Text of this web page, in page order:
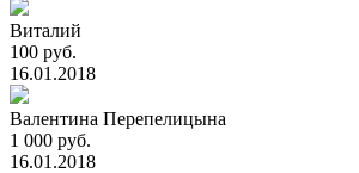
Виталий
100 руб.
16.01.2018
Валентина Перепелицына
1 000 руб.
16.01.2018